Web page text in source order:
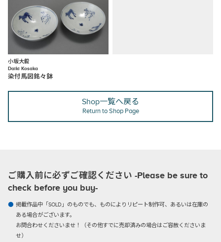
小坂大毅
Daiki Kosaka
染付馬図銘々鉢
Shop一覧へ戻る
Return to Shop Page
ご購入前に必ずご確認ください -Please be sure to
check before you buy-
掲載作品中「SOLD」のものでも、ものによりリピート制作可、あるいは在庫の
ある場合がございます。
お問合わせくださいませ！（その他すでに売却済みの場合はご容赦くださいま
せ）